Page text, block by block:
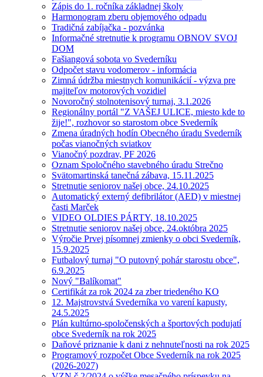
Zápis do 1. ročníka základnej školy
Harmonogram zberu objemového odpadu
Tradičná zabíjačka - pozvánka
Informačné stretnutie k programu OBNOV SVOJ
DOM
Fašiangová sobota vo Svederníku
Odpočet stavu vodomerov - informácia
Zimná údržba miestnych komunikácií - výzva pre
majiteľov motorových vozidiel
Novoročný stolnotenisový turnaj, 3.1.2026
Regionálny portál "Z VAŠEJ ULICE, miesto kde to
žije!", rozhovor so starostom obce Svederník
Zmena úradných hodín Obecného úradu Svederník
počas vianočných sviatkov
Vianočný pozdrav, PF 2026
Oznam Spoločného stavebného úradu Strečno
Svätomartinská tanečná zábava, 15.11.2025
Stretnutie seniorov našej obce, 24.10.2025
Automatický externý defibrilátor (AED) v miestnej
časti Marček
VIDEO OLDIES PÁRTY, 18.10.2025
Stretnutie seniorov našej obce, 24.októbra 2025
Výročie Prvej písomnej zmienky o obci Svederník,
15.9.2025
Futbalový turnaj "O putovný pohár starostu obce",
6.9.2025
Nový "Balíkomat"
Certifikát za rok 2024 za zber triedeného KO
12. Majstrovstvá Svederníka vo varení kapusty,
24.5.2025
Plán kultúrno-spoločenských a športových podujatí
obce Svederník na rok 2025
Daňové priznanie k dani z nehnuteľnosti na rok 2025
Programový rozpočet Obce Svederník na rok 2025
(2026-2027)